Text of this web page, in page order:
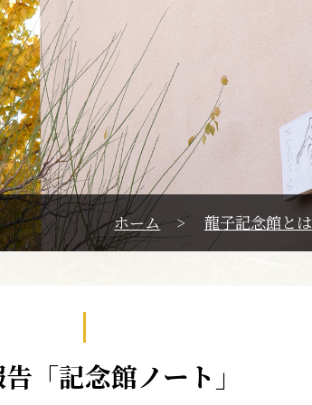
ホーム > 龍子記念館とは
「記念館ノート」